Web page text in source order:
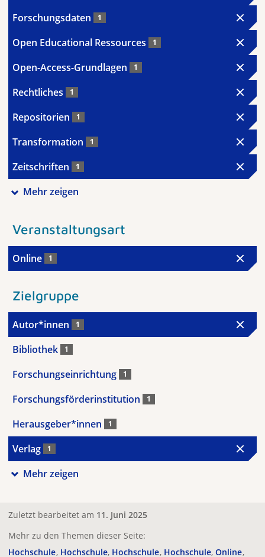
Forschungsdaten 1
Open Educational Ressources 1
Open-Access-Grundlagen 1
Rechtliches 1
Repositorien 1
Transformation 1
Zeitschriften 1
Mehr zeigen
Veranstaltungsart
Online 1
Zielgruppe
Autor*innen 1
Bibliothek 1
Forschungseinrichtung 1
Forschungsförderinstitution 1
Herausgeber*innen 1
Verlag 1
Mehr zeigen
Zuletzt bearbeitet am 11. Juni 2025
Mehr zu den Themen dieser Seite:
Hochschule Hochschule Hochschule Hochschule Online